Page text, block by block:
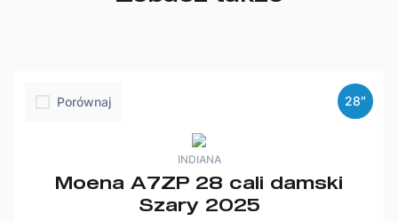
Porównaj
INDIANA
Moena A7ZP 28 cali damski
Szary 2025
28″